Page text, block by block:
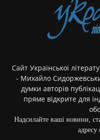
Сайт Української
- Михайло
думки авторів
пряме відкрите для
Надсилайте ваші новини,
адресу